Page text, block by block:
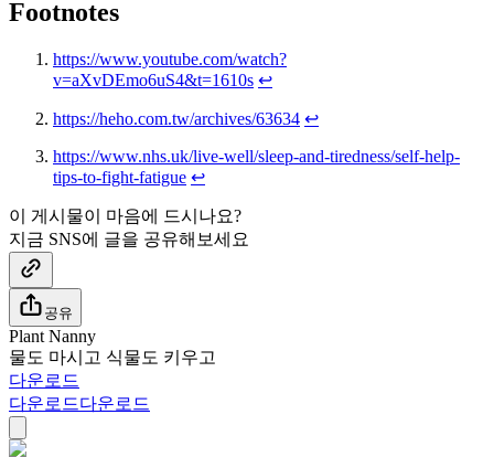
Footnotes
https://www.youtube.com/watch?
v=aXvDEmo6uS4&t=1610s ↩
https://heho.com.tw/archives/63634 ↩
https://www.nhs.uk/live-well/sleep-and-tiredness/self-help-
tips-to-fight-fatigue ↩
이 게시물이 마음에 드시나요?
지금 SNS에 글을 공유해보세요
공유
Plant Nanny
물도 마시고 식물도 키우고
다운로드
다운로드다운로드